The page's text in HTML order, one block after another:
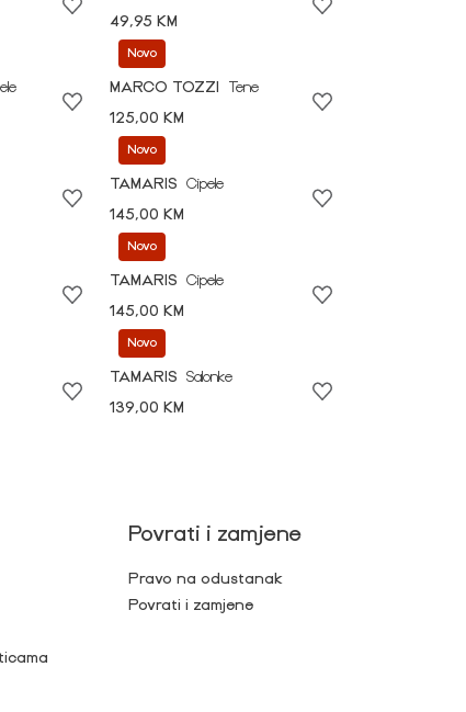
49,95 KM
Novo
MARCO TOZZI
Tene
125,00 KM
Novo
TAMARIS
Cipele
145,00 KM
Novo
TAMARIS
Cipele
145,00 KM
Novo
TAMARIS
Salonke
139,00 KM
Povrati i zamjene
Pravo na odustanak
Povrati i zamjene